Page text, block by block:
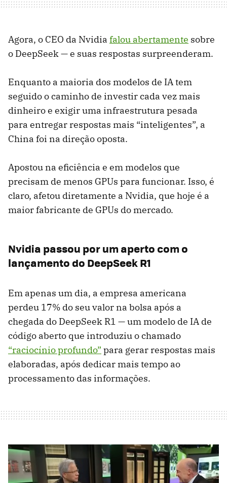
Agora, o CEO da Nvidia falou abertamente sobre
o DeepSeek — e suas respostas surpreenderam.
Enquanto a maioria dos modelos de IA tem
seguido o caminho de investir cada vez mais
dinheiro e exigir uma infraestrutura pesada
para entregar respostas mais “inteligentes”, a
China foi na direção oposta.
Apostou na eficiência e em modelos que
precisam de menos GPUs para funcionar. Isso, é
claro, afetou diretamente a Nvidia, que hoje é a
maior fabricante de GPUs do mercado.
Nvidia passou por um aperto com o
lançamento do DeepSeek R1
Em apenas um dia, a empresa americana
perdeu 17% do seu valor na bolsa após a
chegada do DeepSeek R1 — um modelo de IA de
código aberto que introduziu o chamado
“raciocínio profundo” para gerar respostas mais
elaboradas, após dedicar mais tempo ao
processamento das informações.